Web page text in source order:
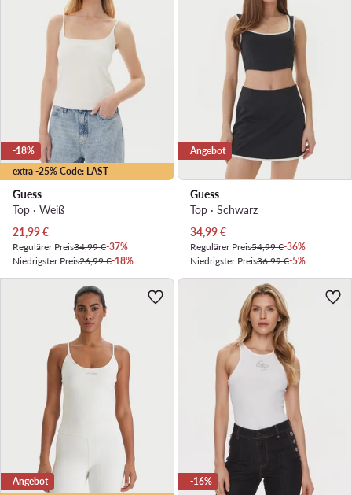
extra -25% Code: LAST
-18%
Guess
Top · Weiß
Aktueller Preis
21,99€
Regulärer Preis34,99 €-37%
Niedrigster Preis26,99 €-18%
Angebot
Guess
Top · Schwarz
Aktueller Preis
34,99€
Regulärer Preis54,99 €-36%
Niedrigster Preis36,99 €-5%
Angebot -16%